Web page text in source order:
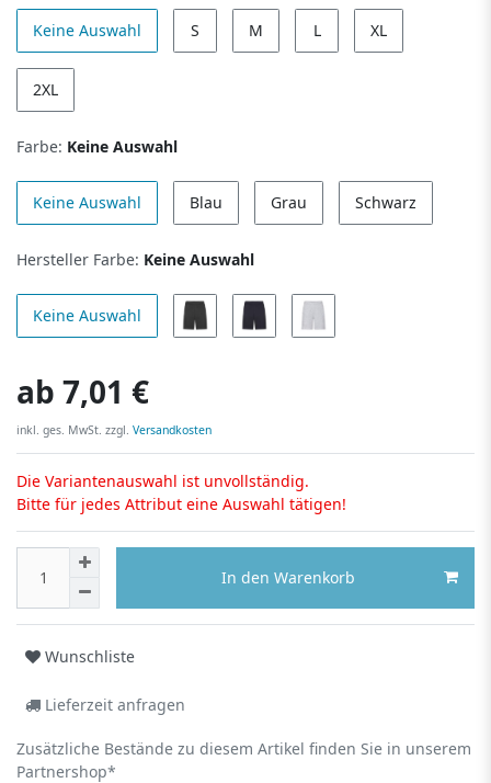
Keine Auswahl S M L XL
2XL
Farbe: Keine Auswahl
Keine Auswahl Blau Grau Schwarz
Hersteller Farbe: Keine Auswahl
Keine Auswahl
ab 7,01 €
inkl. ges. MwSt. zzgl. Versandkosten
Die Variantenauswahl ist unvollständig.
Bitte für jedes Attribut eine Auswahl tätigen!
In den Warenkorb
Wunschliste
Lieferzeit anfragen
Zusätzliche Bestände zu diesem Artikel finden Sie in unserem
Partnershop*